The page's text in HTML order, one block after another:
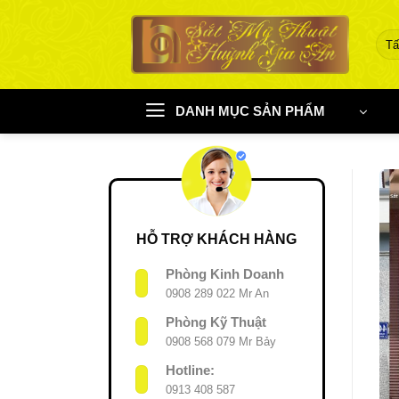
DANH MỤC SẢN PHẨM
HỖ TRỢ KHÁCH HÀNG
Phòng Kinh Doanh
0908 289 022 Mr An
Phòng Kỹ Thuật
0908 568 079 Mr Bảy
Hotline:
0913 408 587